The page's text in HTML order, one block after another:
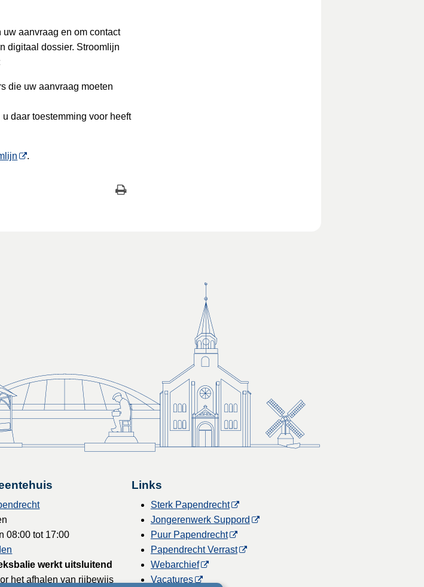
aanvraag en om contact
digitaal dossier. Stroomlijn
die uw aanvraag moeten
daar toestemming voor heeft
.
08:00 tot 17:00
werkt uitsluitend
het afhalen van rijbewijs
Links
Sterk Papendrecht
Jongerenwerk Suppord
Puur Papendrecht
Papendrecht Verrast
Webarchief
Vacatures